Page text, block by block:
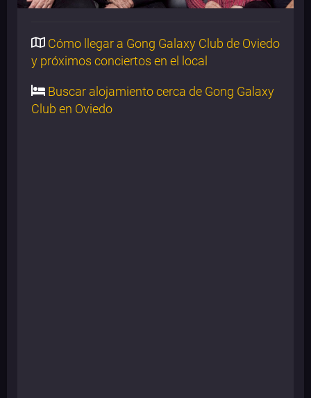
Cómo llegar a Gong Galaxy Club de Oviedo
y próximos conciertos en el local
Buscar alojamiento cerca de Gong Galaxy
Club en Oviedo